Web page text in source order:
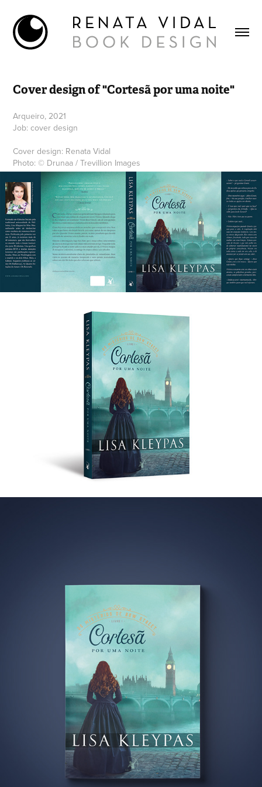
Cover design of "Cortesã por uma noite"
Arqueiro, 2021
Job: cover design
Cover design: Renata Vidal
Photo: © Drunaa / Trevillion Images